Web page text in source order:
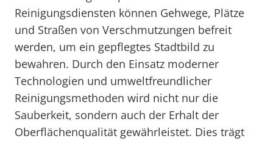
Reinigungsdiensten können Gehwege, Plätze
und Straßen von Verschmutzungen befreit
werden, um ein gepflegtes Stadtbild zu
bewahren. Durch den Einsatz moderner
Technologien und umweltfreundlicher
Reinigungsmethoden wird nicht nur die
Sauberkeit, sondern auch der Erhalt der
Oberflächenqualität gewährleistet. Dies trägt